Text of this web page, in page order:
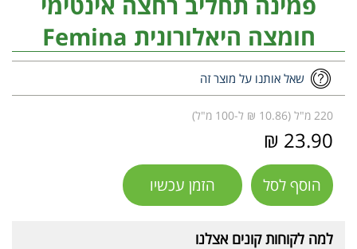
חומצה היאלורונית Femina
שאל אותנו על מוצר זה
220 מ"ל (10.86 ₪ ל-100 מ"ל)
23.90 ₪
הוסף לסל הזמן עכשיו
למה לקוחות קונים אצלנו